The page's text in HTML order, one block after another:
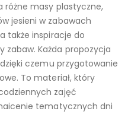
różne masy plastyczne,
jesieni w zabawach
także inspiracje do
zabaw. Każda propozycja
czemu przygotowanie
To materiał, który
zajęć
tematycznych dni